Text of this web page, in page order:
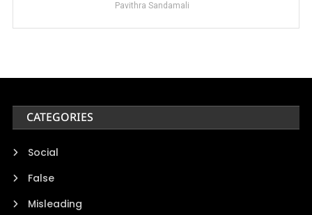
Pavithra Sandamali
CATEGORIES
Social
False
Misleading